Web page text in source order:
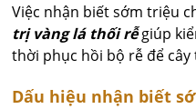
Việc nhận biết sớm triệu
trị vàng lá thối rễgiúp
thời phục hồi bộ rễ để
Dấu hiệu nhận biết